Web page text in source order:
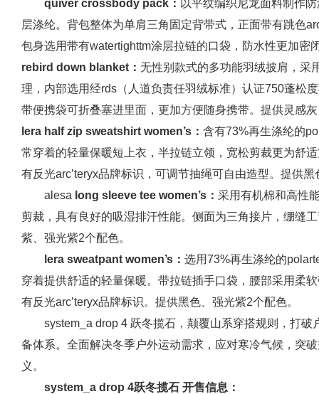
quiver crossbody pack： 以平纹编织尼龙面料制作
层涤纶。背包整体为单肩三角固定背带式，正面带有跳色
包身选用带有watertighttm涂层拉链的口袋，防水性更加密
rebird down blanket： 无性别款式的多功能羽绒披肩，采
理，内部选用经rds（人道负责任羽绒标准）认证750蓬松
带便携袋可折叠塞进里面，更加方便随身携带。提供灵感
lera half zip sweatshirt women’s： 含有73%再生涤纶的
常穿着的轻量保暖短上衣，半拉链立领，宽松剪裁更为舒
有反光arc’teryx品牌标识，可调节抽绳可自由造型。提供
alesa long sleeve tee women’s： 采用有机棉和高性
剪裁，具有良好的吸湿排汗性能。侧面为三角接片，绷缝
紫、强光紫2个配色。
lera sweatpant women’s： 选用73%再生涤纶的
穿着提供舒适的轻量保暖。带拉链插手口袋，腰部采用柔
有反光arc’teryx品牌标识。提供黑色、强光紫2个配色。
system_a drop 4 跃冬揽石，颠覆山系穿搭规则，打
备体系。全面解决冬季户外运动需求，应对寒冷气候，突
义。
system _a drop 4跃冬揽石 开售信息：